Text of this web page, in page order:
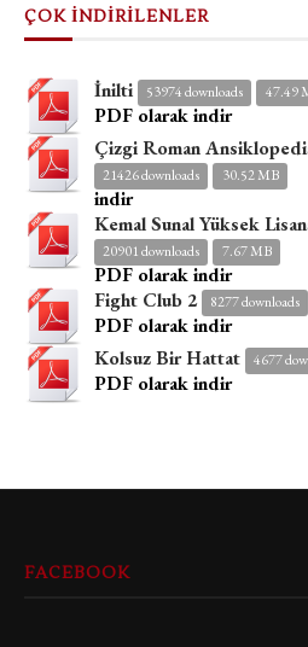
ÇOK İNDİRİLENLER
İnilti 53974 downloads 47.49
PDF olarak indir
Çizgi Roman
21426 downloads 30.52 MB
indir
Kemal Sunal Yüksek
20901 downloads 7.67 MB
PDF olarak indir
Fight Club 2
8277 downloads
PDF olarak indir
Kolsuz Bir Hattat
4677
PDF olarak indir
FACEBOOK